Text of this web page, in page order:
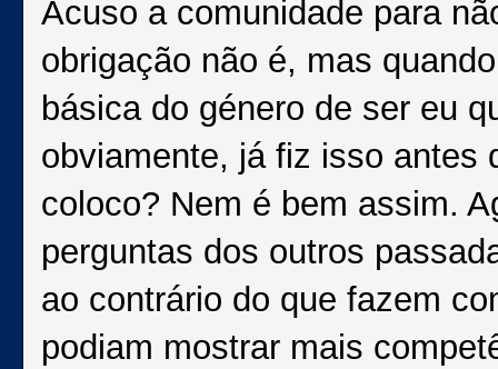
Acuso a comunidade para
obrigação não é, mas
básica do género de ser eu
obviamente, já fiz isso antes
coloco? Nem é bem assim.
perguntas dos outros
ao contrário do que fazem
podiam mostrar mais